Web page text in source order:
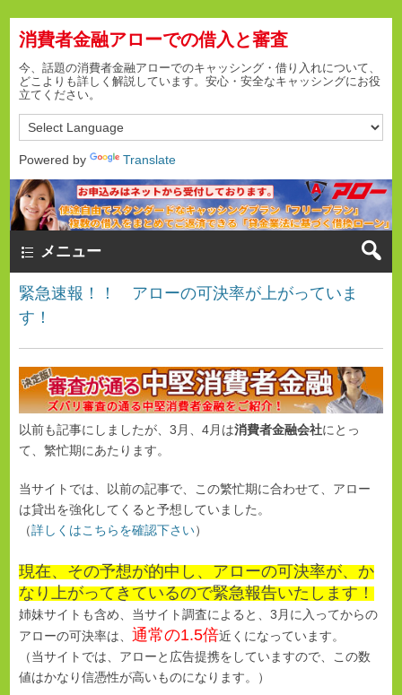
消費者金融アローでの借入と審査
今、話題の消費者金融アローでのキャッシング・借り入れについて、
どこよりも詳しく解説しています。安心・安全なキャッシングにお役
立てください。
Powered by Translate
メニュー
緊急速報！！ アローの可決率が上がっていま
す！
以前も記事にしましたが、3月、4月は消費者金融会社にとっ
て、繁忙期にあたります。
当サイトでは、以前の記事で、この繁忙期に合わせて、アロー
は貸出を強化してくると予想していました。
（詳しくはこちらを確認下さい）
現在、その予想が的中し、アローの可決率が、か
なり上がってきているので緊急報告いたします！
姉妹サイトも含め、当サイト調査によると
、3月に入ってからの
アローの可決率は、通常の1.5倍近くになっています。
（当サイトでは、アローと広告提携をしていますので、この数
値はかなり信憑性が高いものになります。）